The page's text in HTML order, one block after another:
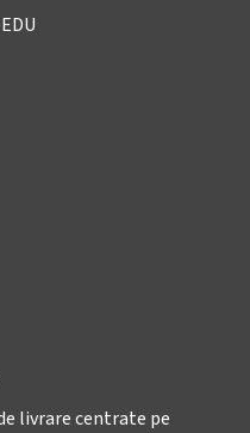
livrare centrate pe